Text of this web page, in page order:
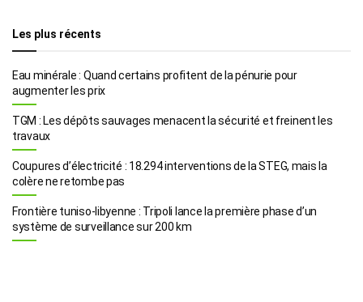
Les plus récents
Eau minérale : Quand certains profitent de la pénurie pour
augmenter les prix
TGM : Les dépôts sauvages menacent la sécurité et freinent les
travaux
Coupures d’électricité : 18.294 interventions de la STEG, mais la
colère ne retombe pas
Frontière tuniso-libyenne : Tripoli lance la première phase d’un
système de surveillance sur 200 km